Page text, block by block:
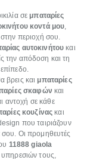
σε μπαταρίες
κοντά μου,
περιοχή σου.
αυτοκινήτου και
την απόδοση και τη
βρεις και μπαταρίες
σκαφών και
αντοχή σε κάθε
κουζίνας και
που ταιριάζουν
σου. Οι προμηθευτές
11888 giaola
υπηρεσιών τους,